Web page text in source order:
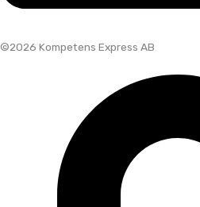
©2026 Kompetens Express AB